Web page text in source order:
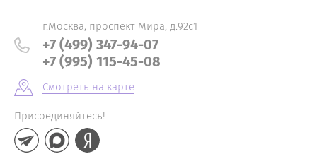
г.Москва, проспект Мира, д.92с1
+7 (499) 347-94-07
+7 (995) 115-45-08
Смотреть на карте
Присоединяйтесь!